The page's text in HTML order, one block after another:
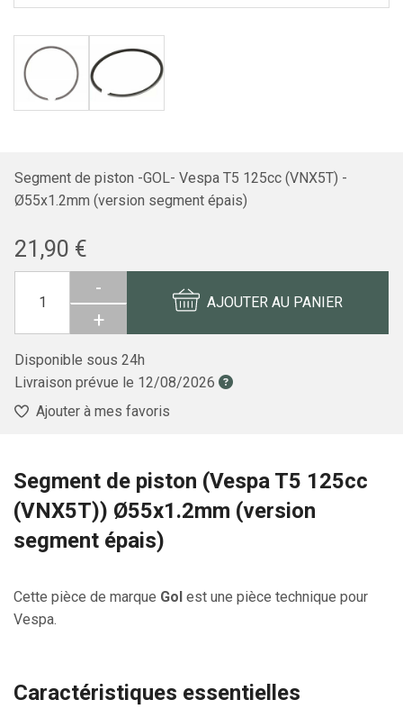
Segment de piston -GOL- Vespa T5 125cc (VNX5T) -
Ø55x1.2mm (version segment épais)
21,90 €
-
+
AJOUTER AU PANIER
Disponible sous 24h
Livraison prévue le 12/08/2026
Ajouter à mes favoris
Segment de piston (Vespa T5 125cc
(VNX5T)) Ø55x1.2mm (version
segment épais)
Cette pièce de marque Gol est une pièce technique pour
Vespa.
Caractéristiques essentielles